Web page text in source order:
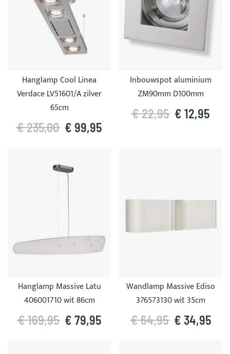
Hanglamp Cool Linea
Verdace LV51601/A zilver
65cm
€ 99,95
€ 235,00
Inbouwspot aluminium
ZM90mm D100mm
€ 12,95
€ 22,95
Hanglamp Massive Latu
406001710 wit 86cm
€ 79,95
€ 169,95
Wandlamp Massive Ediso
376573130 wit 35cm
€ 34,95
€ 64,95